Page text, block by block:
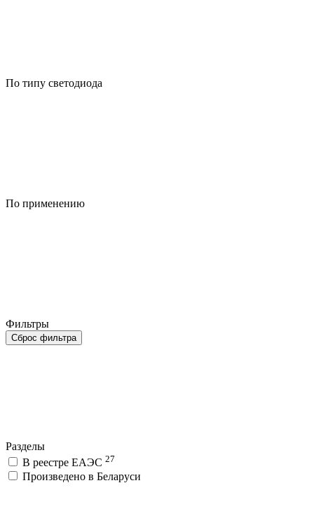
По типу светодиода
По применению
Фильтры
Сброс фильтра
Разделы
В реестре ЕАЭС 27
Произведено в Беларуси